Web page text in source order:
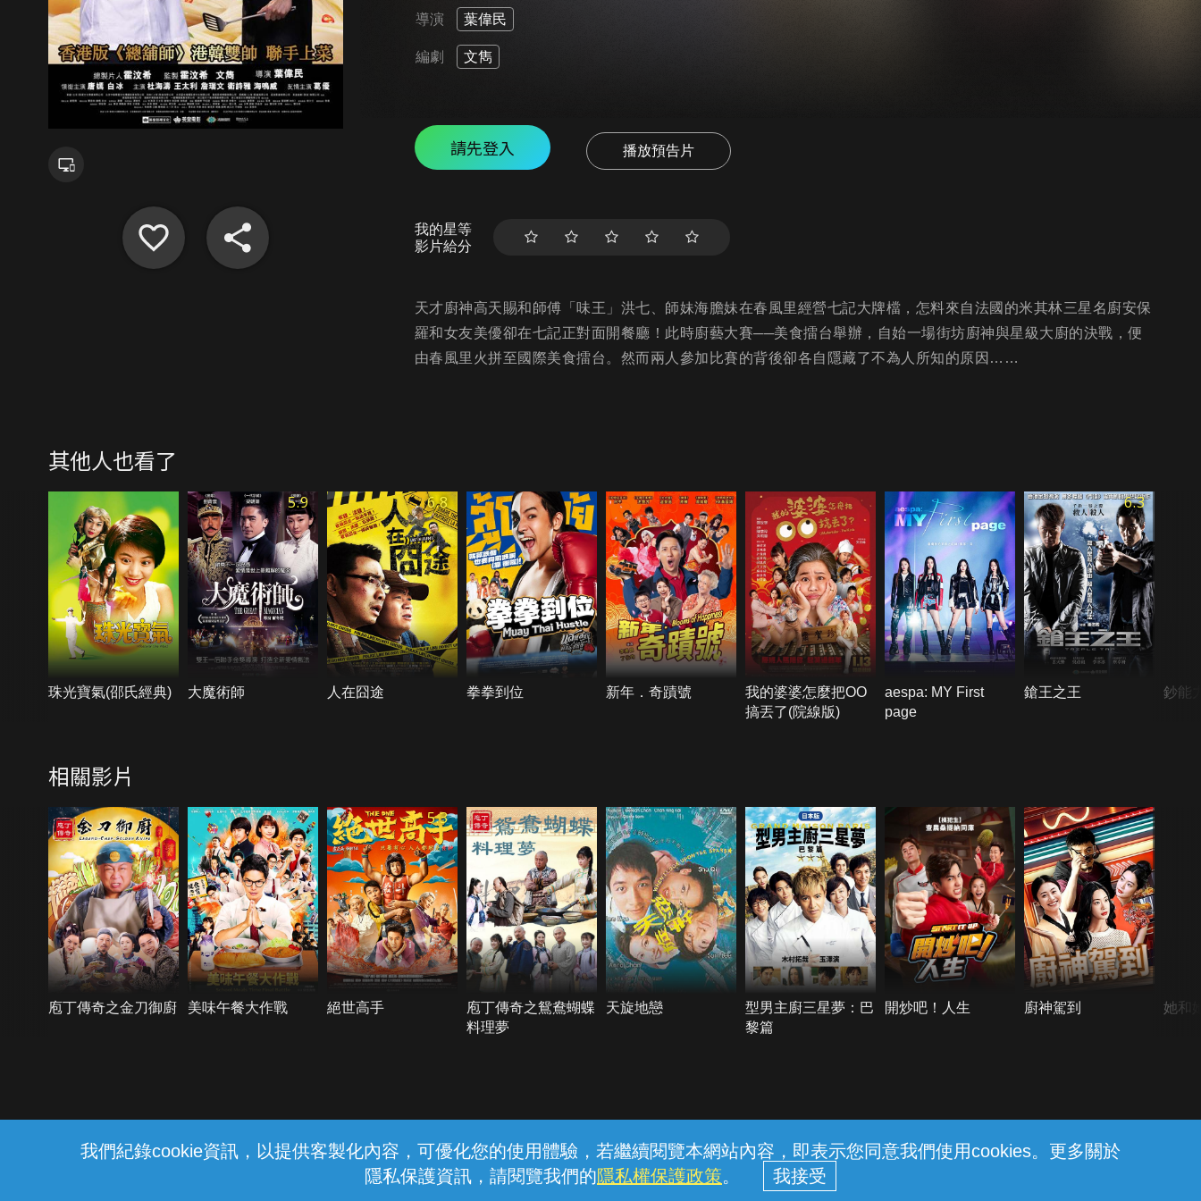
我們紀錄cookie資訊，以提供客製化內容，可優化您的使用體驗，若繼續閱覽本網站內容，即表示您同意我們使用cookies。更多關於
隱私保護資訊，請閱覽我們的隱私權保護政策。
導演 葉偉民
編劇 文雋
請先登入 播放預告片
我的星等
影片給分
天才廚神高天賜和師傅「味王」洪七、師妹海膽妹在春風里經營七記大牌檔，怎料來自法國的米其林三星名廚安保
羅和女友美優卻在七記正對面開餐廳！此時廚藝大賽──美食擂台舉辦，自始一場街坊廚神與星級大廚的決戰，便
由春風里火拼至國際美食擂台。然而兩人參加比賽的背後卻各自隱藏了不為人所知的原因……
其他人也看了
珠光寶氣(邵氏經典)
5.9
大魔術師
6.8
人在囧途 拳拳到位 新年．奇蹟號
我的婆婆怎麼把OO
搞丟了(院線版)
aespa: MY First
page
6.3
鎗王之王 鈔能
相關影片
庖丁傳奇之金刀御廚 美味午餐大作戰
5.3
絕世高手
庖丁傳奇之鴛鴦蝴蝶
料理夢
天旋地戀
型男主廚三星夢：巴
黎篇
開炒吧！人生 廚神駕到 她和
線上客服 服務條款 隱私權保護
中華電信股份有限公司個人家庭分公司 (統一編號：96979949) © 2026